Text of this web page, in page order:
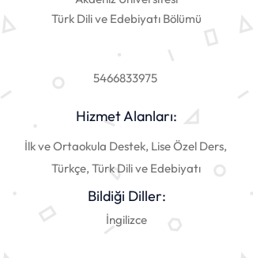
Türk Dili ve Edebiyatı Bölümü
5466833975
Hizmet Alanları:
İlk ve Ortaokula Destek, Lise Özel Ders,
Türkçe, Türk Dili ve Edebiyatı
Bildiği Diller:
İngilizce